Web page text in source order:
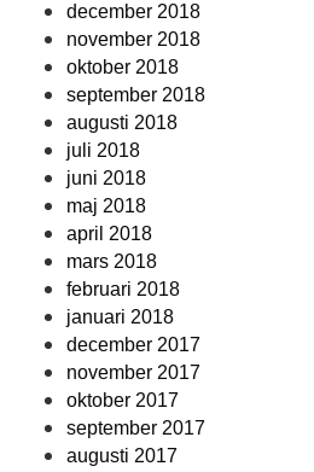
december 2018
november 2018
oktober 2018
september 2018
augusti 2018
juli 2018
juni 2018
maj 2018
april 2018
mars 2018
februari 2018
januari 2018
december 2017
november 2017
oktober 2017
september 2017
augusti 2017